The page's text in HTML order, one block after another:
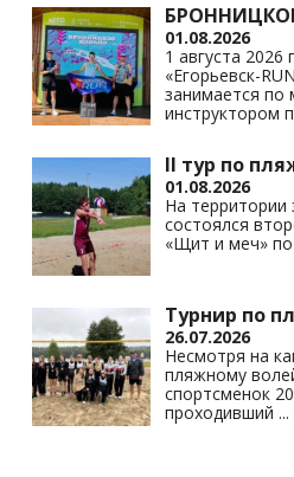
01.08.2026
1 августа
«Егорьевск-
занимается по
инструктором
II тур по
01.08.2026
На
состоялся
«Щит и меч»
Турнир по
26.07.2026
Несмотря на
пляжному
спортсменок
проходивший ...